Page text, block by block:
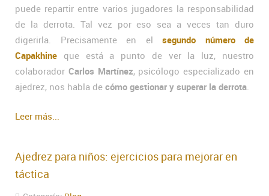
puede repartir entre varios jugadores la responsabilidad
de la derrota. Tal vez por eso sea a veces tan duro
digerirla. Precisamente en el segundo número de
Capakhine que está a punto de ver la luz, nuestro
colaborador Carlos Martínez, psicólogo especializado en
ajedrez, nos habla de cómo gestionar y superar la derrota.
Leer más...
Ajedrez para niños: ejercicios para mejorar en
táctica